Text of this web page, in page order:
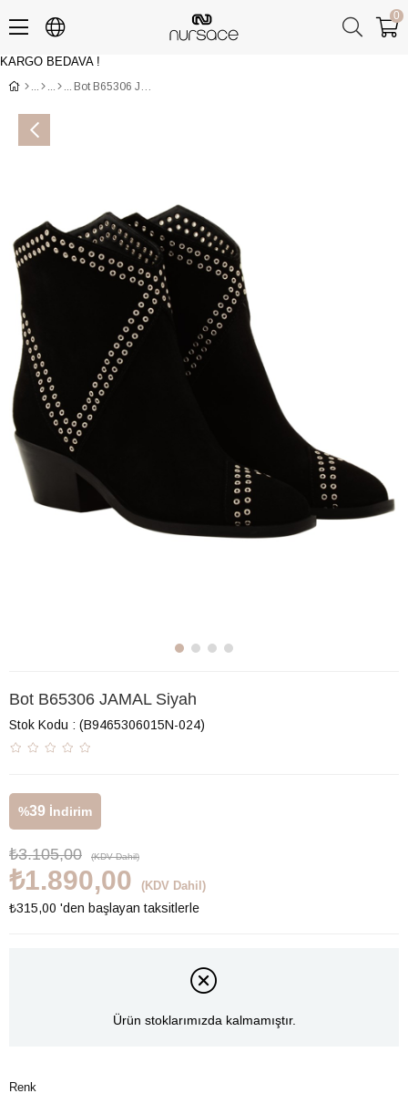
KARGO BEDAVA !
0
Bot B65306 JAMAL Siyah
Bot B65306 JAMAL Siyah
Stok Kodu (B9465306015N-024)
%39 İndirim
₺3.105,00 (KDV Dahil)
₺1.890,00 (KDV Dahil)
₺315,00 'den başlayan taksitlerle
Ürün stoklarımızda kalmamıştır.
Renk